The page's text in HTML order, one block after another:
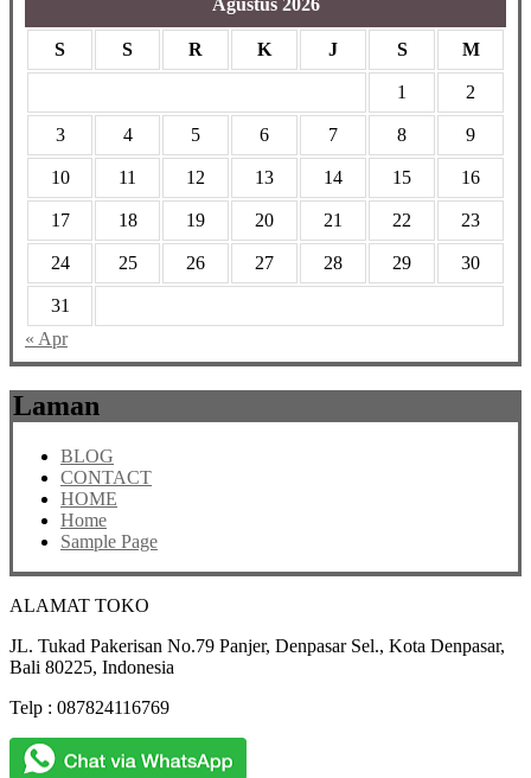
S S R K J S M
1 2
3 4 5 6 7 8 9
10 11 12 13 14 15 16
17 18 19 20 21 22 23
24 25 26 27 28 29 30
31
« Apr
Laman
BLOG
CONTACT
HOME
Home
Sample Page
ALAMAT TOKO
JL. Tukad Pakerisan No.79 Panjer, Denpasar Sel., Kota Denpasar,
Bali 80225, Indonesia
Telp : 087824116769